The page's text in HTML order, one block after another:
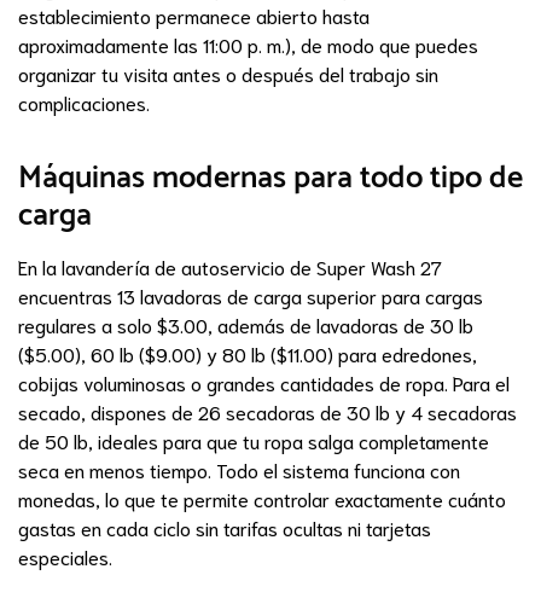
establecimiento permanece abierto hasta
aproximadamente las 11:00 p. m.), de modo que puedes
organizar tu visita antes o después del trabajo sin
complicaciones.
Máquinas modernas para todo tipo de
carga
En la lavandería de autoservicio de Super Wash 27
encuentras 13 lavadoras de carga superior para cargas
regulares a solo $3.00, además de lavadoras de 30 lb
($5.00), 60 lb ($9.00) y 80 lb ($11.00) para edredones,
cobijas voluminosas o grandes cantidades de ropa. Para el
secado, dispones de 26 secadoras de 30 lb y 4 secadoras
de 50 lb, ideales para que tu ropa salga completamente
seca en menos tiempo. Todo el sistema funciona con
monedas, lo que te permite controlar exactamente cuánto
gastas en cada ciclo sin tarifas ocultas ni tarjetas
especiales.